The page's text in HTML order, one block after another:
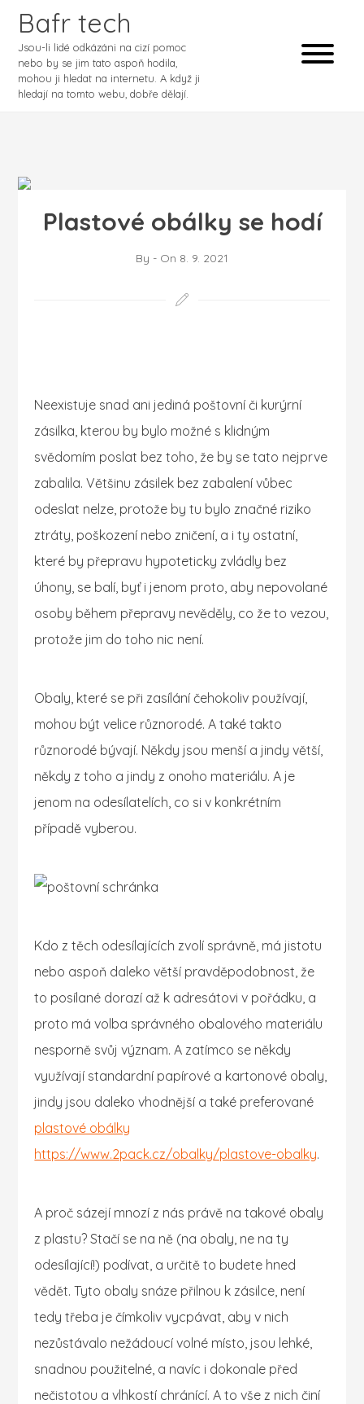
Bafr tech
Jsou-li lidé odkázáni na cizí pomoc
nebo by se jim tato aspoň hodila,
mohou ji hledat na internetu. A když ji
hledají na tomto webu, dobře dělají.
Plastové obálky se hodí
By - On 8. 9. 2021
Neexistuje snad ani jediná poštovní či kurýrní
zásilka, kterou by bylo možné s klidným
svědomím poslat bez toho, že by se tato nejprve
zabalila. Většinu zásilek bez zabalení vůbec
odeslat nelze, protože by tu bylo značné riziko
ztráty, poškození nebo zničení, a i ty ostatní,
které by přepravu hypoteticky zvládly bez
úhony, se balí, byť i jenom proto, aby nepovolané
osoby během přepravy nevěděly, co že to vezou,
protože jim do toho nic není.
Obaly, které se při zasílání čehokoliv používají,
mohou být velice různorodé. A také takto
různorodé bývají. Někdy jsou menší a jindy větší,
někdy z toho a jindy z onoho materiálu. A je
jenom na odesílatelích, co si v konkrétním
případě vyberou.
Kdo z těch odesílajících zvolí správně, má jistotu
nebo aspoň daleko větší pravděpodobnost, že
to posílané dorazí až k adresátovi v pořádku, a
proto má volba správného obalového materiálu
nesporně svůj význam. A zatímco se někdy
využívají standardní papírové a kartonové obaly,
jindy jsou daleko vhodnější a také preferované
plastové obálky
https://www.2pack.cz/obalky/plastove-obalky.
A proč sázejí mnozí z nás právě na takové obaly
z plastu? Stačí se na ně (na obaly, ne na ty
odesílající!) podívat, a určitě to budete hned
vědět. Tyto obaly snáze přilnou k zásilce, není
tedy třeba je čímkoliv vycpávat, aby v nich
nezůstávalo nežádoucí volné místo, jsou lehké,
snadnou použitelné, a navíc i dokonale před
nečistotou a vlhkostí chránící. A to vše z nich činí